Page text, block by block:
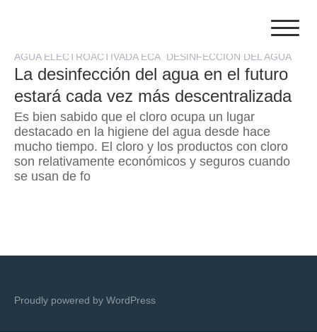
AGUA ELECTROACTIVADA ECA, DESINFECCIÓN DEL AGUA
La desinfección del agua en el futuro
estará cada vez más descentralizada
Es bien sabido que el cloro ocupa un lugar
destacado en la higiene del agua desde hace
mucho tiempo. El cloro y los productos con cloro
son relativamente económicos y seguros cuando
se usan de fo
Proudly powered by WordPress